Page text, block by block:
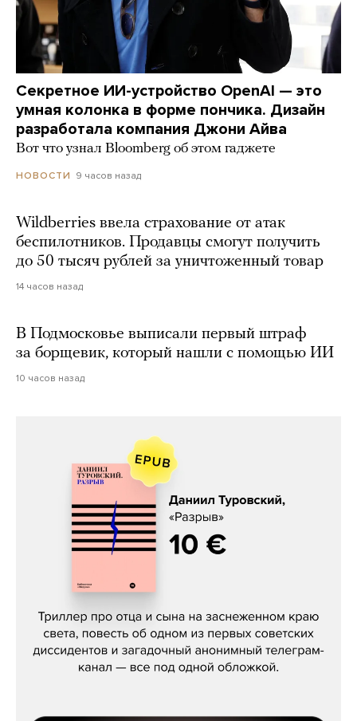
Секретное ИИ-устройство OpenAI — это
умная колонка в форме пончика. Дизайн
разработала компания Джони Айва
Вот что узнал Bloomberg об этом гаджете
НОВОСТИ 9 часов назад
Wildberries ввела страхование от атак
беспилотников. Продавцы смогут получить
до 50 тысяч рублей за уничтоженный товар
14 часов назад
В Подмосковье выписали первый штраф
за борщевик, который нашли с помощью ИИ
10 часов назад
Даниил Туровский, «Разрыв»